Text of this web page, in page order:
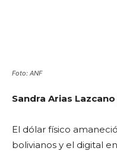
Foto: ANF
Sandra Arias
El dólar físico
bolivianos y el digital